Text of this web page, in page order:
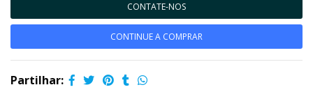
CONTATE-NOS
CONTINUE A COMPRAR
Partilhar: